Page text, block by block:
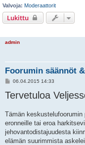
Valvoja: Moderaattorit
Lukittu
admin
Foorumin säännöt
V
e
s
06.04.2015 14:33
Tervetuloa
Tämän
eronneille tai eroa
jehovantodistajuudesta
elämän suurimmista